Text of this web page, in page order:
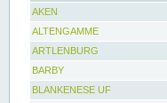
AKEN
ALTENGAMME
ARTLENBURG
BARBY
BLANKENESE UF